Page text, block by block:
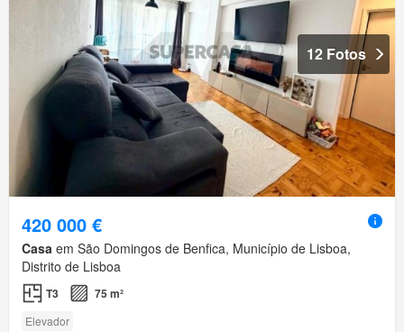
12 Fotos
420 000 €
Casa em São Domingos de Benfica, Município de Lisboa,
Distrito de Lisboa
T3 75 m²
Elevador